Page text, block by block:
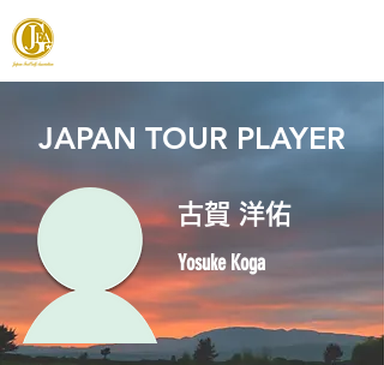
JAPAN TOUR PLAYER
古賀 洋佑
Yosuke Koga